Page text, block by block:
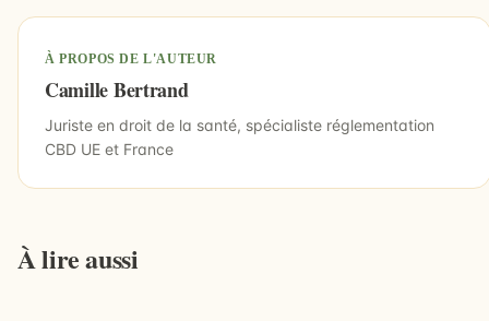
À PROPOS DE L'AUTEUR
Camille Bertrand
Juriste en droit de la santé, spécialiste réglementation
CBD UE et France
À lire aussi